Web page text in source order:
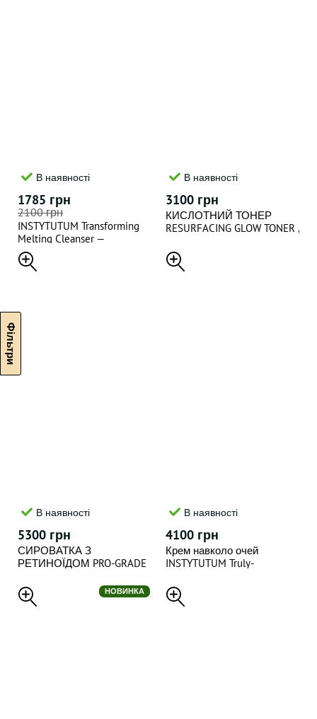
В наявності
1785 грн
2100 грн
INSTYTUTUM Transforming
Melting Cleanser —
Гідрофільна олія для
очищення обличчя, 120 мл
В наявності
3100 грн
КИСЛОТНИЙ ТОНЕР
RESURFACING GLOW TONER ,
В наявності
5300 грн
СИРОВАТКА З
РЕТИНОЇДОМ PRO-GRADE
RETINOL SERUM , 30 ml
В наявності
4100 грн
Крем навколо очей
INSTYTUTUM Truly-
Cream 15 мл
НОВИНКА